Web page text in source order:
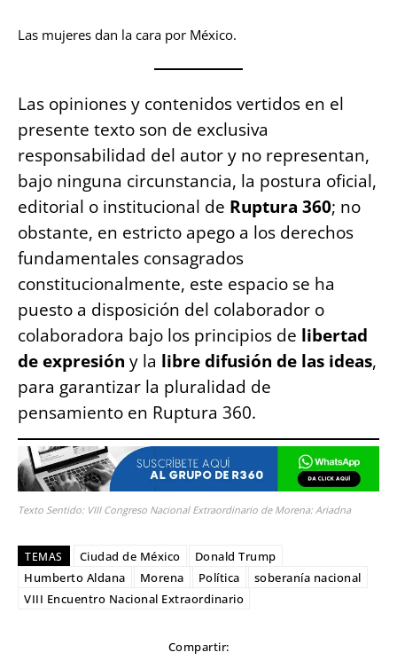
Las mujeres dan la cara por México.
Las opiniones y contenidos vertidos en el
presente texto son de exclusiva
responsabilidad del autor y no representan,
bajo ninguna circunstancia, la postura oficial,
editorial o institucional de Ruptura 360; no
obstante, en estricto apego a los derechos
fundamentales consagrados
constitucionalmente, este espacio se ha
puesto a disposición del colaborador o
colaboradora bajo los principios de libertad
de expresión y la libre difusión de las ideas,
para garantizar la pluralidad de
pensamiento en Ruptura 360.
Texto Sentido: VIII Congreso Nacional Extraordinario de Morena: Ariadna
TEMAS Ciudad de México
Donald Trump
Humberto Aldana
Morena Política
soberanía nacional
VIII Encuentro Nacional Extraordinario
Compartir: